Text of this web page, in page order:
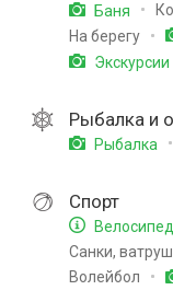
Баня
На берегу
Экскурсии
Рыбалка и
Рыбалка
Спорт
Санки,
Волейбол